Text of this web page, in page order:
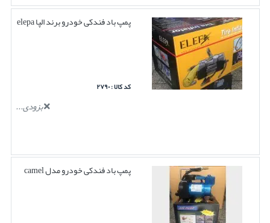
پمپ باد فندکی خودرو برند الپا elepa
کد کالا : ۲۷۹۰
بزودی...
پمپ باد فندکی خودرو مدل camel